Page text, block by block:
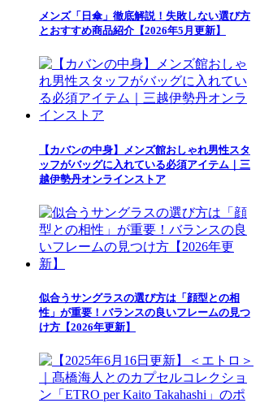
メンズ「日傘」徹底解説！失敗しない選び方
とおすすめ商品紹介【2026年5月更新】
【カバンの中身】メンズ館おしゃれ男性スタ
ッフがバッグに入れている必須アイテム｜三
越伊勢丹オンラインストア
似合うサングラスの選び方は「顔型との相
性」が重要！バランスの良いフレームの見つ
け方【2026年更新】